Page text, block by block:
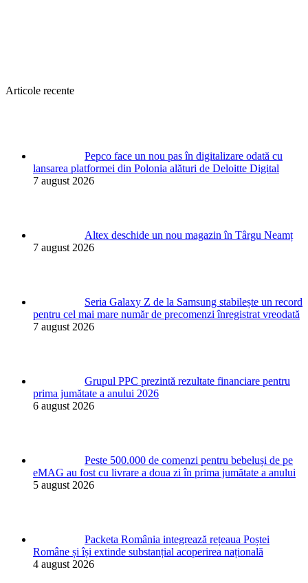
Articole recente
Pepco face un nou pas în digitalizare odată cu
lansarea platformei din Polonia alături de Deloitte Digital
7 august 2026
Altex deschide un nou magazin în Târgu Neamț
7 august 2026
Seria Galaxy Z de la Samsung stabilește un record
pentru cel mai mare număr de precomenzi înregistrat vreodată
7 august 2026
Grupul PPC prezintă rezultate financiare pentru
prima jumătate a anului 2026
6 august 2026
Peste 500.000 de comenzi pentru bebeluși de pe
eMAG au fost cu livrare a doua zi în prima jumătate a anului
5 august 2026
Packeta România integrează rețeaua Poștei
Române și își extinde substanțial acoperirea națională
4 august 2026